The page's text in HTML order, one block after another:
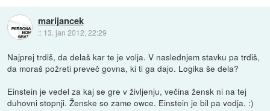
marijancek
:: 13. jan 2012, 22:29
Najprej trdiš, da delaš kar te je volja. V naslednjem stavku pa trdiš,
da moraš požreti preveč govna, ki ti ga dajo. Logika še dela?
Einstein je vedel za kaj se gre v življenju, večina žensk ni na tej
duhovni stopnji. Ženske so zame owce. Einstein je bil pa vodja. :)